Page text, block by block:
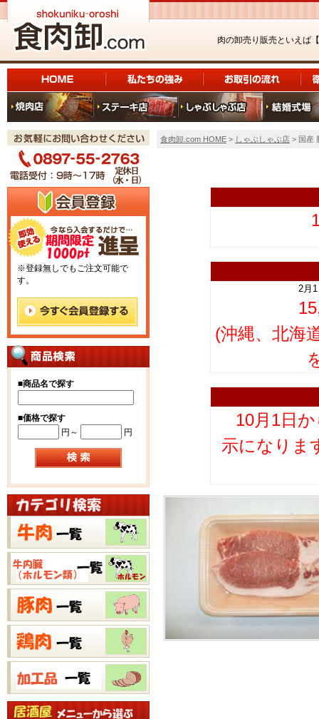
肉の卸売り販売といえば【
※登録無しでもご注文可能で
す。
■商品名で探す
■価格で探す
円～
円
食肉卸.com HOME > しゃぶしゃぶ店 > 国産
2月
(沖縄、北海
10月1日
示になりま